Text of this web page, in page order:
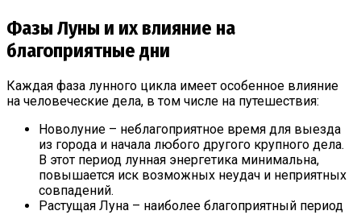
Фазы Луны и их влияние на
благоприятные дни
Каждая фаза лунного цикла имеет особенное влияние
на человеческие дела, в том числе на путешествия:
Новолуние – неблагоприятное время для выезда
из города и начала любого другого крупного дела.
В этот период лунная энергетика минимальна,
повышается иск возможных неудач и неприятных
совпадений.
Растущая Луна – наиболее благоприятный период